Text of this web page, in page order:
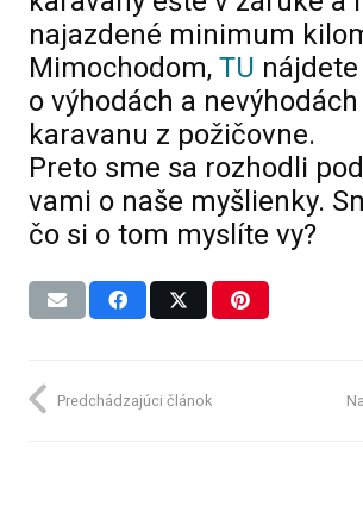
najazdené minimum
Mimochodom, TU
o výhodách a
karavanu z požičovne.
Preto sme sa rozhodli
vami o naše myšlienky.
čo si o tom myslíte vy?
Predchádzajúci článok